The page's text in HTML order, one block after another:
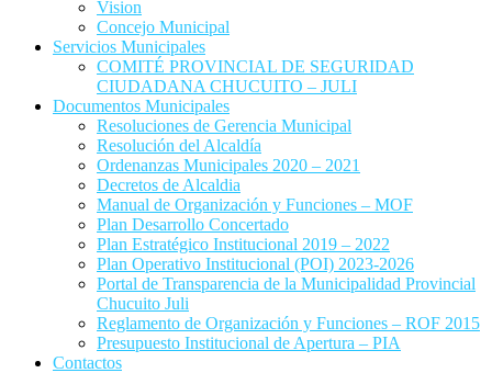
Vision
Concejo Municipal
Servicios Municipales
COMITÉ PROVINCIAL DE SEGURIDAD
CIUDADANA CHUCUITO – JULI
Documentos Municipales
Resoluciones de Gerencia Municipal
Resolución del Alcaldía
Ordenanzas Municipales 2020 – 2021
Decretos de Alcaldia
Manual de Organización y Funciones – MOF
Plan Desarrollo Concertado
Plan Estratégico Institucional 2019 – 2022
Plan Operativo Institucional (POI) 2023-2026
Portal de Transparencia de la Municipalidad Provincial
Chucuito Juli
Reglamento de Organización y Funciones – ROF 2015
Presupuesto Institucional de Apertura – PIA
Contactos